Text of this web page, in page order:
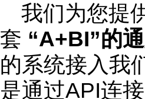
我们为您提
套 “A+BI”的
的系统接入我
是通过API连